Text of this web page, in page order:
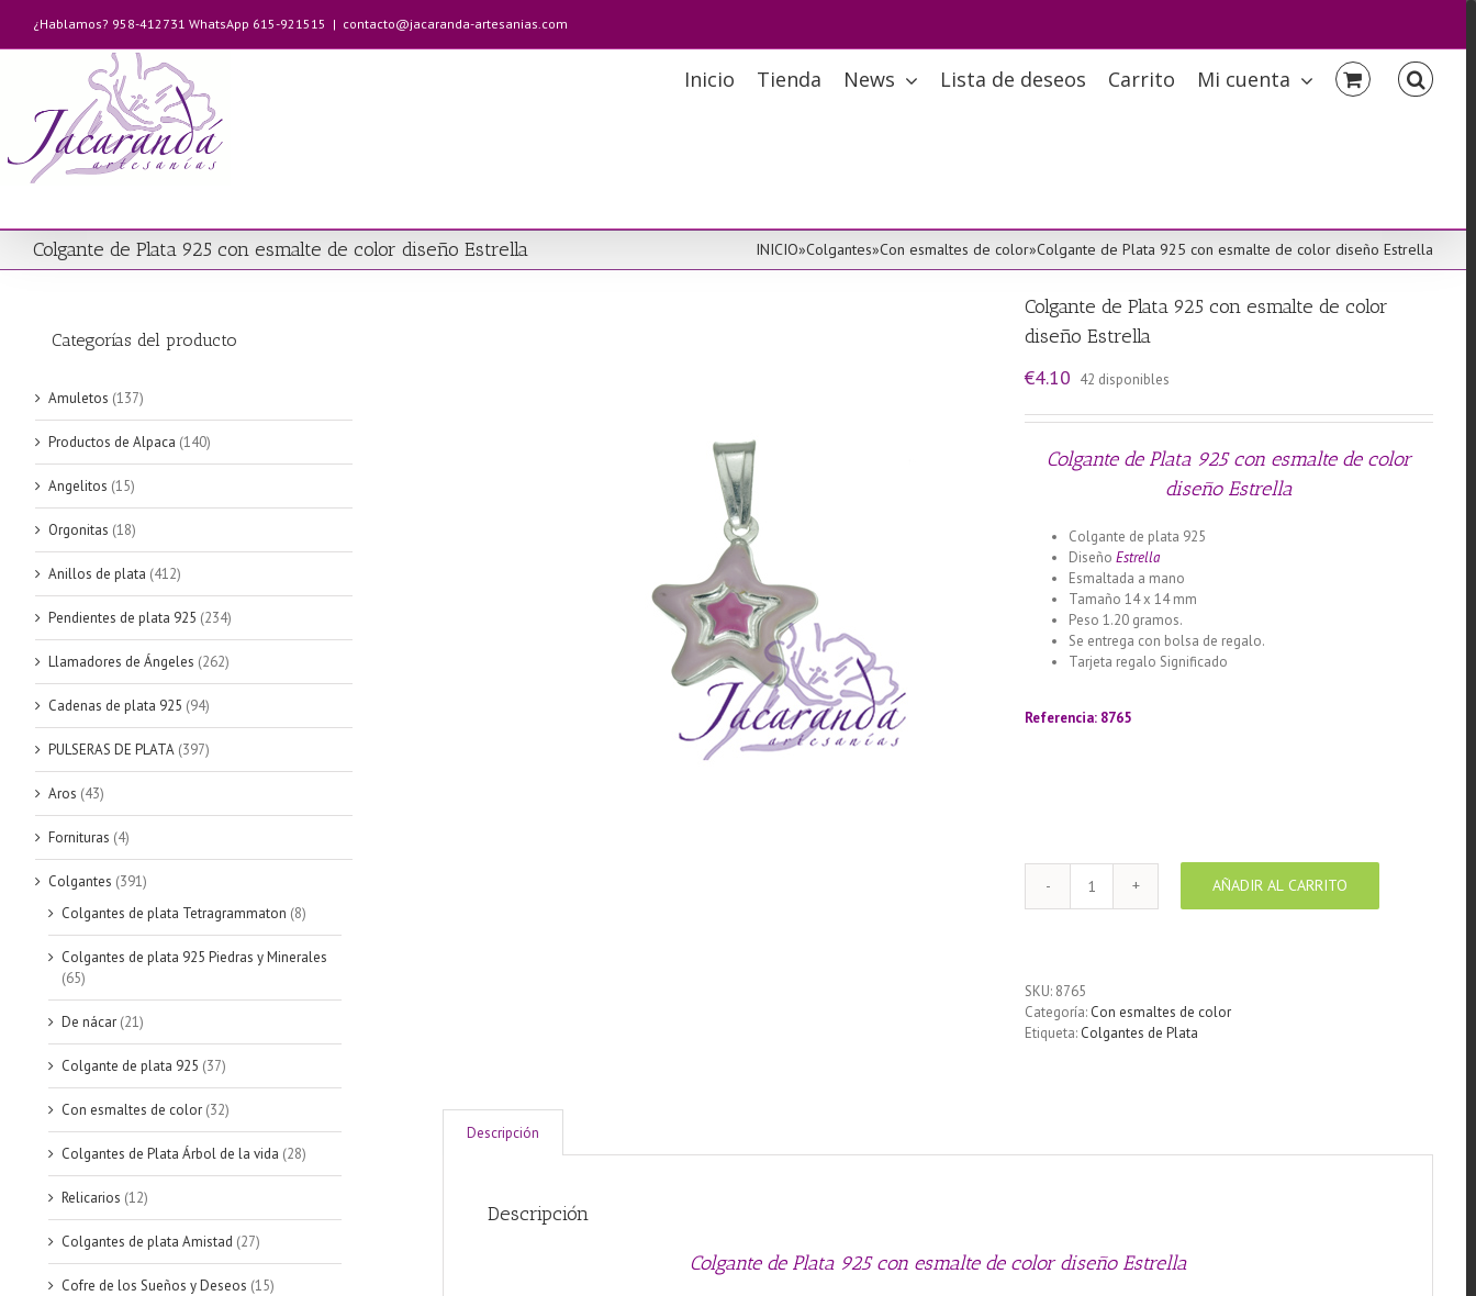
contenido
¿Hablamos? 958-412731 WhatsApp 615-921515 | contacto@jacaranda-artesanias.com
Inicio Tienda News Lista de deseos Carrito Mi cuenta
Colgante de Plata 925 con esmalte de color diseño Estrella INICIO»Colgantes»Con esmaltes de color»Colgante de Plata 925 con esmalte de color diseño Estrella
Colgante de Plata 925 con esmalte de color
diseño Estrella
€4.10 42 disponibles
Colgante de Plata 925 con esmalte de color
diseño Estrella
Colgante de plata 925
Diseño Estrella
Esmaltada a mano
Tamaño 14 x 14 mm
Peso 1.20 gramos.
Se entrega con bolsa de regalo.
Tarjeta regalo Significado
Referencia: 8765
Colgante
de
de
color
AÑADIR AL CARRITO
SKU: 8765
Categoría: Con esmaltes de color
Etiqueta: Colgantes de Plata
Descripción
Descripción
Colgante de Plata 925 con esmalte de color diseño Estrella
Categorías del producto
Amuletos (137)
Productos de Alpaca (140)
Angelitos (15)
Orgonitas (18)
Anillos de plata (412)
Pendientes de plata 925 (234)
Llamadores de Ángeles (262)
Cadenas de plata 925 (94)
PULSERAS DE PLATA (397)
Aros (43)
Fornituras (4)
Colgantes (391)
Colgantes de plata Tetragrammaton (8)
Colgantes de plata 925 Piedras y Minerales
(65)
De nácar (21)
Colgante de plata 925 (37)
Con esmaltes de color (32)
Colgantes de Plata Árbol de la vida (28)
Relicarios (12)
Colgantes de plata Amistad (27)
Cofre de los Sueños y Deseos (15)